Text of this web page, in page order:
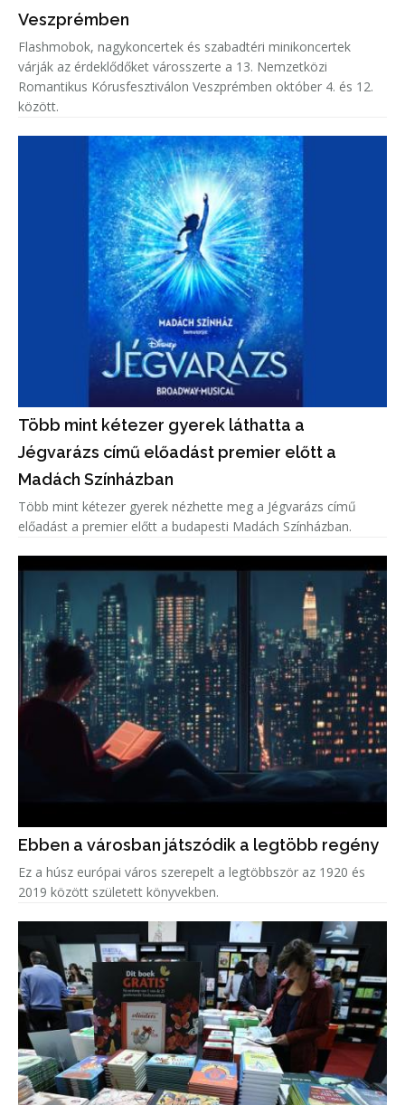
Veszprémben
Flashmobok, nagykoncertek és szabadtéri minikoncertek
várják az érdeklődőket városszerte a 13. Nemzetközi
Romantikus Kórusfesztiválon Veszprémben október 4. és 12.
között.
Több mint kétezer gyerek láthatta a
Jégvarázs című előadást premier előtt a
Madách Színházban
Több mint kétezer gyerek nézhette meg a Jégvarázs című
előadást a premier előtt a budapesti Madách Színházban.
Ebben a városban játszódik a legtöbb regény
Ez a húsz európai város szerepelt a legtöbbször az 1920 és
2019 között született könyvekben.